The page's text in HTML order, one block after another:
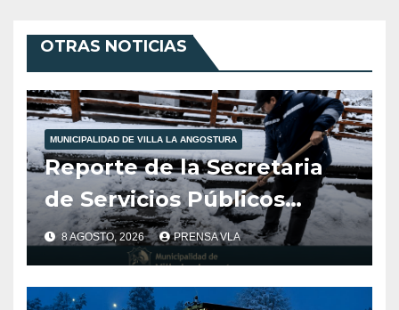
OTRAS NOTICIAS
MUNICIPALIDAD DE VILLA LA ANGOSTURA
Reporte de la Secretaria
de Servicios Públicos
Municipalidad de Villa la
Angostura dia 8/8/26
-12:00HS
8 AGOSTO, 2026 PRENSA VLA